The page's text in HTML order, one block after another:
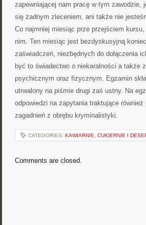
zapewniającej nam pracę w tym
się żadnym zleceniem, ani także nie
Co najmniej miesiąc prze przejściem
nim. Ten miesiąc jest bezdyskusyjną
zaświadczeń, niezbędnych do dołączenia
być to świadectwo o niekaralności a także
psychicznym oraz fizycznym. Egzamin
utrwalony na piśmie drugi zaś ustny. Na
odpowiedzi na zapytania traktujące
zagadnień z obrębu kryminalistyki.
CATEGORIES: KAWIARNIE, CUKIERNIE I
Comments are closed.